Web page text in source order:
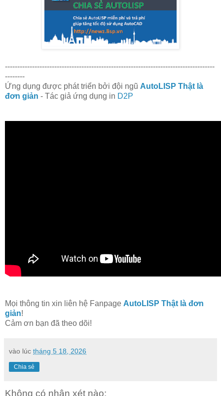
-------------------------------------------------------------------------------------
--------
Ứng dụng được phát triển bởi đội ngũ AutoLISP Thật là
đơn giản - Tác giả ứng dụng in D2P
Mọi thông tin xin liên hệ Fanpage AutoLISP Thật là đơn
giản!
Cảm ơn bạn đã theo dõi!
vào lúc tháng 5 18, 2026
Chia sẻ
Không có nhận xét nào: